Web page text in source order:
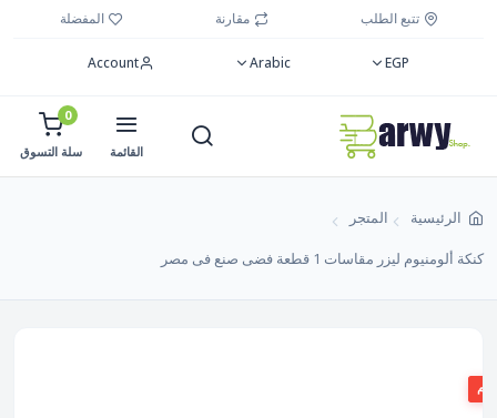
تتبع الطلب مقارنة المفضلة
EGP
Arabic
Account
القائمة
0
سلة التسوق
الرئيسية المتجر
كنكة ألومنيوم ليزر مقاسات 1 قطعة فضى صنع فى مصر